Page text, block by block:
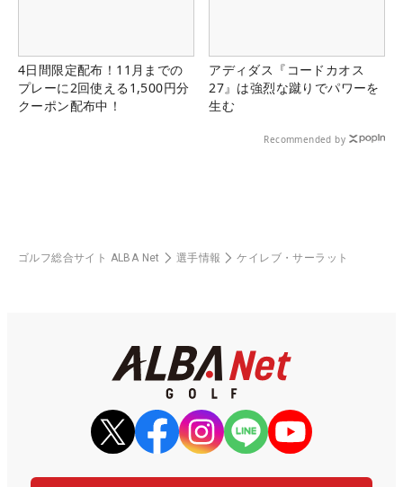
4日間限定配布！11月までの
プレーに2回使える1,500円分
クーポン配布中！
アディダス『コードカオス
27』は強烈な蹴りでパワーを
生む
Recommended by
ゴルフ総合サイト ALBA Net 選手情報 ケイレブ・サーラット